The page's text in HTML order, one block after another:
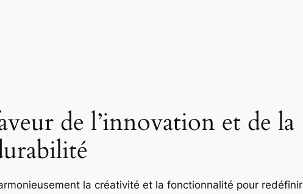
de l’innovation et de la
la créativité et la fonctionnalité pour redéfinir